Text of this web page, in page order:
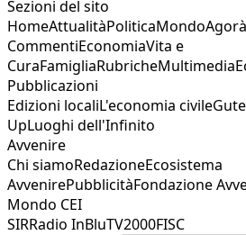
Sezioni del sito
HomeAttualitàPoliticaMondoAgorà
CommentiEconomiaVita e
CuraFamigliaRubricheMultimedia
Pubblicazioni
Edizioni localiL'economia civile
UpLuoghi dell'Infinito
Avvenire
Chi siamoRedazioneEcosistema
AvvenirePubblicitàFondazione
Mondo CEI
SIRRadio InBluTV2000FISC